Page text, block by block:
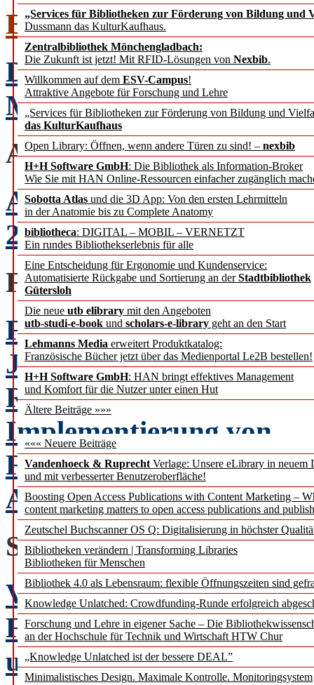
„Services für Bibliotheken zur Förderung von Bildung und
Dussmann das KulturKaufhaus.
Zentralbibliothek Mönchengladbach:
Die Zukunft ist jetzt! Mit RFID-Lösungen von Nexbib.
Willkommen auf dem ESV-Campus!
Attraktive Angebote für Forschung und Lehre
„Services für Bibliotheken zur Förderung von Bildung und
das KulturKaufhaus
Open Library: Öffnen, wenn andere Türen zu sind! – nexbib
H+H Software GmbH: Die Bibliothek als Information-Broker
Wie Sie mit HAN Online-Ressourcen einfacher zugänglich
Sobotta Atlas und die 3D App: Von den ersten Lehrmitteln
in der Anatomie bis zu Complete Anatomy
bibliotheca: DIGITAL – MOBIL – VERNETZT
Ein rundes Bibliothekserlebnis für alle
Eine Entscheidung für Ergonomie und Kundenservice:
Automatisierte Rückgabe und Sortierung an derStadtbibliothek
Gütersloh
Die neue utb elibrary mit den Angeboten
utb-studi-e-book und scholars-e-library geht an den Start
Lehmanns Media erweitert Produktkatalog:
Französische Bücher jetzt über das Medienportal Le2B bestellen!
H+H Software GmbH: HAN bringt effektives Management
und Komfort für die Nutzer unter einen Hut
Ältere Beiträge »»»
««« Neuere Beiträge
Vandenhoeck & Ruprecht Verlage: Unsere eLibrary in neuem
und mit verbesserter Benutzeroberfläche!
Boosting Open Access Publications with Content Marketing –
content marketing matters to open access publications and
Zeutschel Buchscanner OS Q: Digitalisierung in höchster
Bibliotheken verändern | Transforming Libraries
Bibliotheken für Menschen
Bibliothek 4.0 als Lebensraum: flexible Öffnungszeiten sind
Knowledge Unlatched: Crowdfunding-Runde erfolgreich
Forschung und Lehre in eigener Sache – Die
an der Hochschule für Technik und Wirtschaft HTW Chur
„Knowledge Unlatched ist der bessere DEAL”
Minimalistisches Design. Maximale Kontrolle. Monitoringsystem
EDITORIAL
Der Publication Race
Märkte”
Rafael Ball
AUSZEICHNUNG
ACRL zeichnet Frank
2017 aus
FACHBEITRÄGE
Jürgen Wastl
Reaktive und proaktive
Implementierung von
Ansätze für die Zukunft
STANDPUNKTE
Vom
Fachinformationsdienst:
umstrittenen